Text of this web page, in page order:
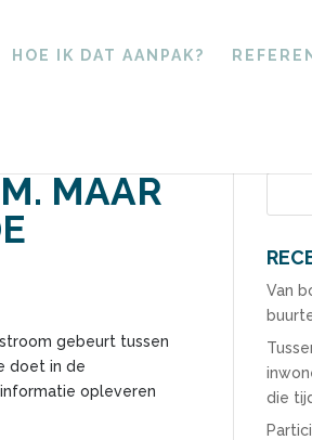
HOE IK DAT AANPAK?
MAAR
gebeurt tussen
doet in de
opleveren
Van
die